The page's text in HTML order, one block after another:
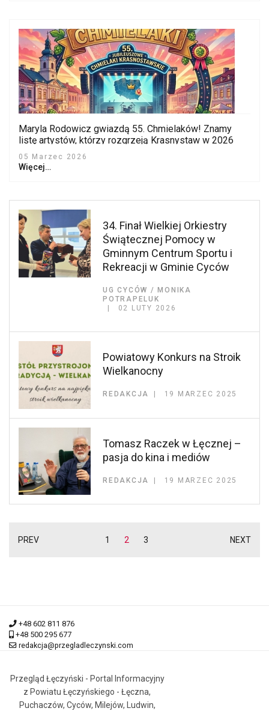
Maryla Rodowicz gwiazdą 55. Chmielaków! Znamy
listę artystów, którzy rozgrzeją Krasnystaw w 2026
roku
05 Marzec 2026
Więcej…
34. Finał Wielkiej Orkiestry
Świątecznej Pomocy w
Gminnym Centrum Sportu i
Rekreacji w Gminie Cyców
UG CYCÓW / MONIKA
POTRAPELUK
02 LUTY 2026
Powiatowy Konkurs na Stroik
Wielkanocny
REDAKCJA 19 MARZEC 2025
Tomasz Raczek w Łęcznej –
pasja do kina i mediów
REDAKCJA 19 MARZEC 2025
PREV 1 2 3 NEXT
+48 602 811 876
+48 500 295 677
redakcja@przegladleczynski.com
Przegląd Łęczyński - Portal Informacyjny
z Powiatu Łęczyńskiego - Łęczna,
Puchaczów, Cyców, Milejów, Ludwin,